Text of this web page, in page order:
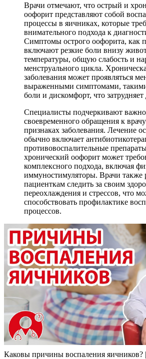
Врачи отмечают, что острый и
оофорит представляют собой
процессы в яичниках, которые
внимательного подхода к
Симптомы острого оофорита, как
включают резкие боли внизу
температуры, общую слабость и
менструального цикла.
заболевания может проявляться
выраженными симптомами,
боли и дискомфорт, что затрудняет
Специалисты подчеркивают
своевременного обращения к
признаках заболевания. Лечение
обычно включает
противовоспалительные
хронический оофорит может
комплексного подхода, включая
иммуностимуляторы. Врачи также
пациенткам следить за своим
переохлаждения и стрессов, что
способствовать профилактике
процессов.
Каковы причины воспаления яичников?